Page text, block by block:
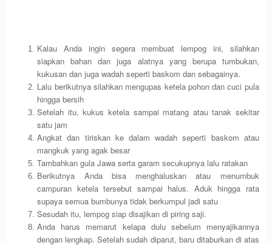
Kalau Anda ingin segera membuat lempog ini, silahkan
siapkan bahan dan juga alatnya yang berupa tumbukan,
kukusan dan juga wadah seperti baskom dan sebagainya.
Lalu berikutnya silahkan mengupas ketela pohon dan cuci pula
hingga bersih
Setelah itu, kukus ketela sampai matang atau tanak sekitar
satu jam
Angkat dan tiriskan ke dalam wadah seperti baskom atau
mangkuk yang agak besar
Tambahkan gula Jawa serta garam secukupnya lalu ratakan
Berikutnya Anda bisa menghaluskan atau menumbuk
campuran ketela tersebut sampai halus. Aduk hingga rata
supaya semua bumbunya tidak berkumpul jadi satu
Sesudah itu, lempog siap disajikan di piring saji.
Anda harus memarut kelapa dulu sebelum menyajikannya
dengan lengkap. Setelah sudah diparut, baru ditaburkan di atas